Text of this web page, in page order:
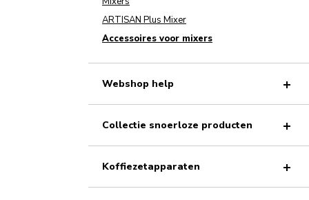
ARTISAN Plus Mixer
Accessoires voor mixers
Webshop help
Collectie snoerloze producten
Koffiezetapparaten